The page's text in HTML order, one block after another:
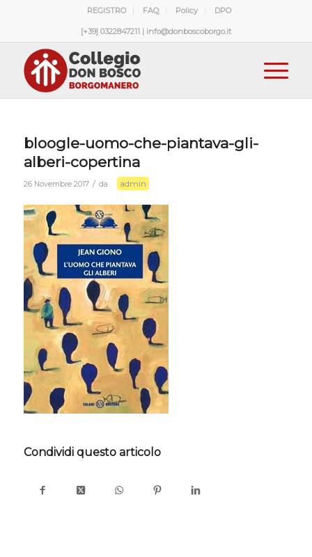
REGISTRO FAQ Policy DPO
[+39] 0322847211 | info@donboscoborgo.it
bloogle-uomo-che-piantava-gli-
alberi-copertina
26 Novembre 2017 / da admin
Condividi questo articolo